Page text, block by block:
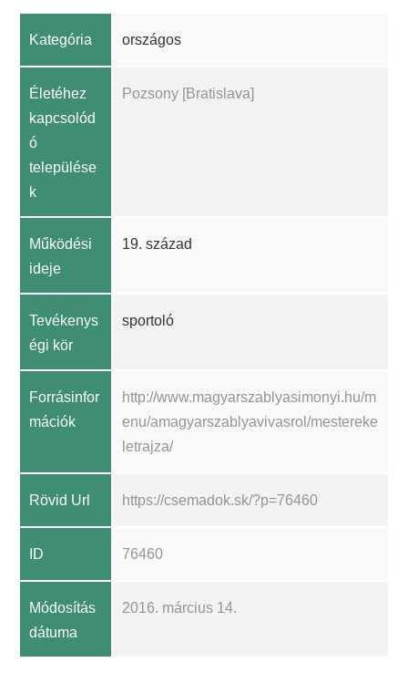
Kategória országos
Életéhez
kapcsolód
ó
települése
k
Pozsony [Bratislava]
Működési
ideje
19. század
Tevékenys
égi kör
sportoló
Forrásinfor
mációk
http://www.magyarszablyasimonyi.hu/m
enu/amagyarszablyavivasrol/mestereke
letrajza/
Rövid Url https://csemadok.sk/?p=76460
ID 76460
Módosítás
dátuma
2016. március 14.